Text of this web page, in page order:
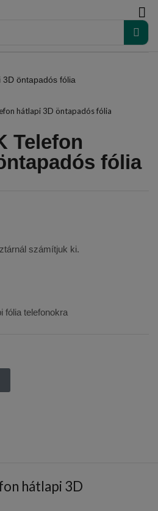
3D öntapadós fólia
Telefon
fólia
számítjuk ki.
fólia telefonokra
hátlapi 3D